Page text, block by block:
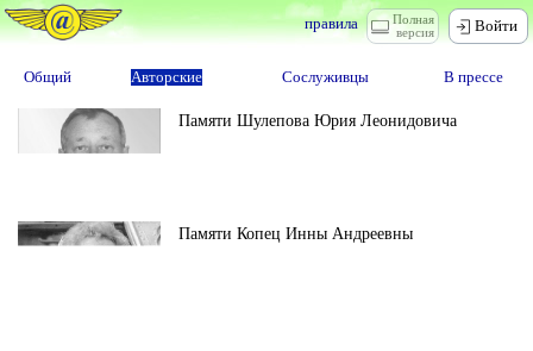
Полная
версия
правила Войти
Общий Авторские Сослуживцы В прессе
Памяти Шулепова Юрия Леонидовича
Памяти Копец Инны Андреевны